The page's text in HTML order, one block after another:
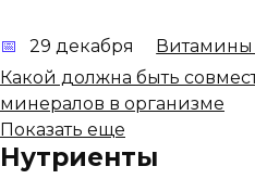
29 декабря
Какой должна быть
минералов в организме
Показать еще
Нутриенты